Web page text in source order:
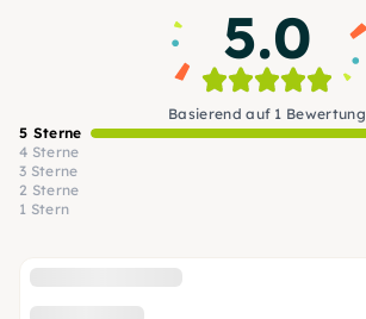
5.0
Basierend auf 1 Bewertung
5 Sterne
4 Sterne
3 Sterne
2 Sterne
1 Stern